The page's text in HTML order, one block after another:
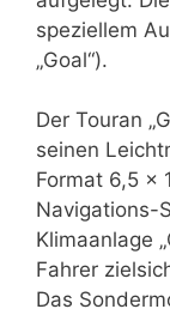
speziellem
„Goal“).
Der Touran
seinen
Format 6,5 x
Navigations-
Klimaanlage
Fahrer
Das